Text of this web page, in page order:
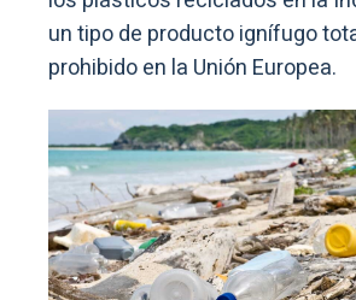
un tipo de producto ignífugo
prohibido en la Unión Europea.